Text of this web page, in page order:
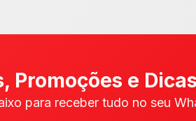
Promoções e
para receber tudo no seu